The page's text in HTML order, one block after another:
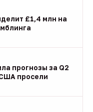
£1,4 млн на
прогнозы за Q2
просели